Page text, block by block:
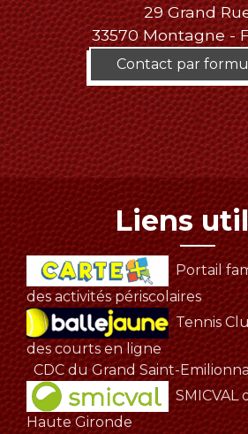
29 Grand
33570 Montagne -
Contact par
Liens
Portail
des activités périscolaires
Tennis
des courts en ligne
CDC du Grand Saint-
SMICVAL
Haute Gironde